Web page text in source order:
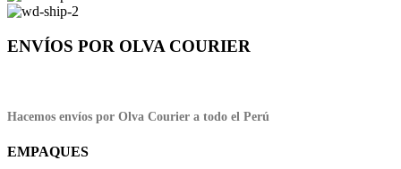
ENVÍOS POR OLVA COURIER
Hacemos envíos por Olva Courier a todo el Perú
EMPAQUES